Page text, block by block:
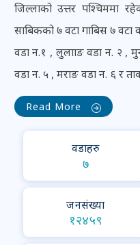
9849435106
अमर बहादुर
झक बहादुर
9847772458
अध्यक्ष,३
9857638777
याम बहादुर
जिल्लाको उत्तर पश्चिममा
साबिकको ७ वटा गाबिस ७
वडा न.१ , लुलााङ वडा न. २ ,
वडा न. ५ , मराङ वडा न. ६ र
Read More
वडाहरु
७
जनसंख्या
१२४५९